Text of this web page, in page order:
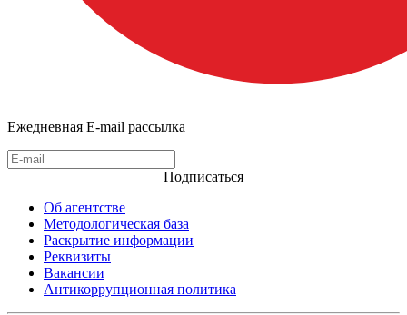
Ежедневная E-mail рассылка
Подписаться
Об агентстве
Методологическая база
Раскрытие информации
Реквизиты
Вакансии
Антикоррупционная политика